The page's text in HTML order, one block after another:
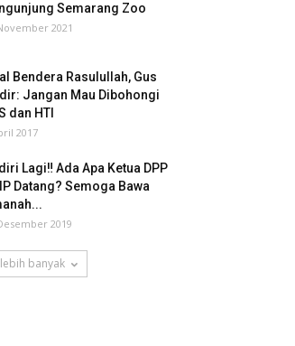
Semarang Zoo
2021
Bendera Rasulullah, Gus
Jangan Mau Dibohongi
dan HTI
2017
Lagi‼ Ada Apa Ketua DPP
Datang? Semoga Bawa
2019
banyak